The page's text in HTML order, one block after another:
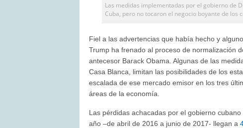
Las medidas implementadas por el gobierno de
Cuba, pero no tocaron el negocio boyante de los
Fiel a las advertencias que había hecho y
Trump ha frenado al proceso de normalización
antecesor Barack Obama. Algunas de las
Casa Blanca, limitan las posibilidades de los
escalada de ese mercado emisor en los tres
áreas de la economía.
Las pérdidas achacadas por el gobierno
año –de abril de 2016 a junio de 2017- llegan a